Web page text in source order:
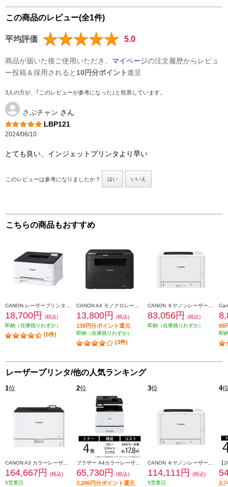
この商品のレビュー(全1件)
平均評価 5.0
商品が届いた後ご使用いただき、 マイページの注文履歴からレビュ
ー投稿＆採用されると 10円分ポイント進呈
3人の方が、｢このレビューが参考になった｣と投票しています。
さぶチャン さん
LBP121
2024/06/10
とても良い、インジェットプリンタより早い
このレビューは参考になりましたか？ はい いいえ
こちらの商品もおすすめ
18,700円
(税込)
即納（在庫残りわずか）
(5件)
13,800円 (税込)
138円分ポイント還元
即納（在庫残りわずか）
(3件)
83,056円
(税込)
即納（在庫残りわずか）
88
即
レーザープリンタ/他の人気ランキング
1位
164,667円
(税込)
5営業日
2位
65,730円 (税込)
3,286円分ポイント還元
3位
114,111円
(税込)
5営業日
4